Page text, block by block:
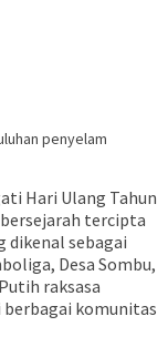
penyelam
Hari Ulang Tahun
tercipta
dikenal sebagai
Desa Sombu,
raksasa
komunitas